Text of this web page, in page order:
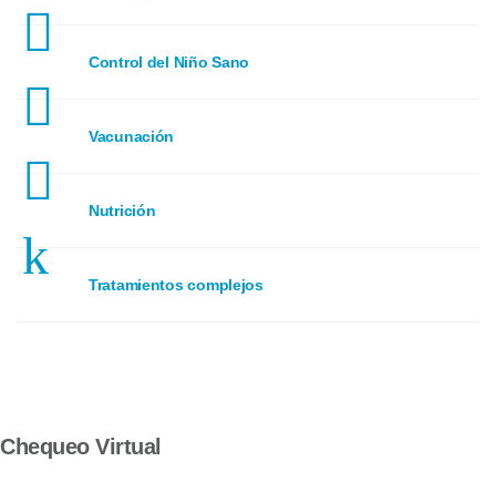
Control del Niño Sano
Vacunación
Nutrición
Tratamientos complejos
Chequeo Virtual